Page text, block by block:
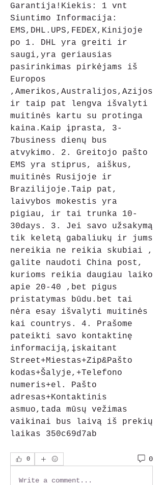
Garantija!Kiekis: 1 vnt
Siuntimo Informacija:
EMS,DHL.UPS,FEDEX,Kinijoje
po 1. DHL yra greiti ir
saugi,yra geriausias
pasirinkimas pirkėjams iš
Europos
,Amerikos,Australijos,Azijos
ir taip pat lengva išvalyti
muitinės kartu su protinga
kaina.Kaip įprasta, 3-
7business dienų bus
atvykimo. 2. Greitojo pašto
EMS yra stiprus, aiškus,
muitinės Rusijoje ir
Brazilijoje.Taip pat,
laivybos mokestis yra
pigiau, ir tai trunka 10-
30days. 3. Jei savo užsakymą
tik keletą gabaliukų ir jums
nereikia ne reikia skubiai ,
galite naudoti China post,
kurioms reikia daugiau laiko
apie 20-40 ,bet pigus
pristatymas būdu.bet tai
nėra esay išvalyti muitinės
kai countrys. 4. Prašome
pateikti savo kontaktinę
informaciją,įskaitant
Street+Miestas+Zip&Pašto
kodas+Šalyje,+Telefono
numeris+el. Pašto
adresas+Kontaktinis
asmuo,tada mūsų vežimas
vaikinai bus laivą iš prekių
laikas 350c69d7ab
0 0
Write a comment...